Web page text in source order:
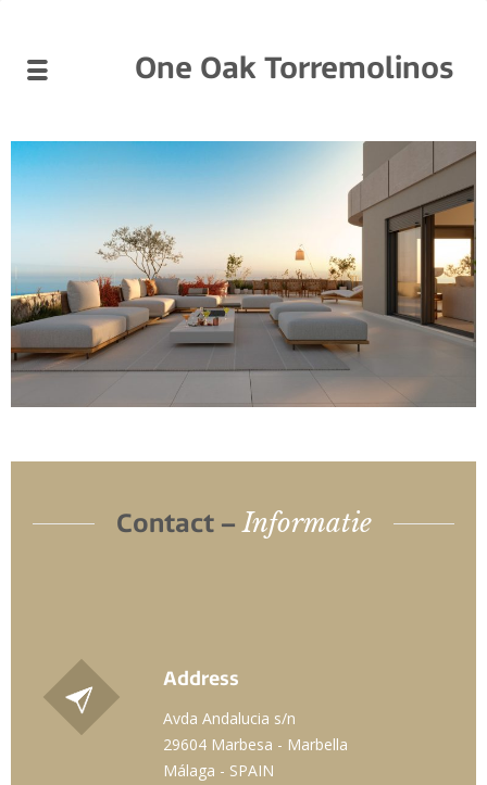
One Oak Torremolinos
Contact –Informatie
Address
Avda Andalucia s/n
29604 Marbesa - Marbella
Málaga - SPAIN